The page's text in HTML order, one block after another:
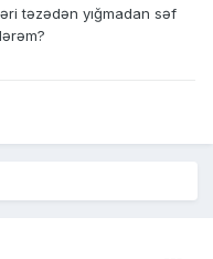
təzədən yığmadan səf